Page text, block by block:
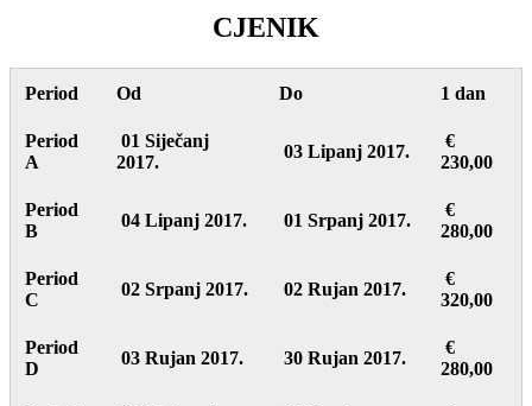
CJENIK
Period Od Do 1 dan
Period
A
01 Siječanj
2017.
03 Lipanj 2017.
€
230,00
Period
B
04 Lipanj 2017. 01 Srpanj 2017.
€
280,00
Period
C
02 Srpanj 2017. 02 Rujan 2017.
€
320,00
Period
D
03 Rujan 2017. 30 Rujan 2017.
€
280,00